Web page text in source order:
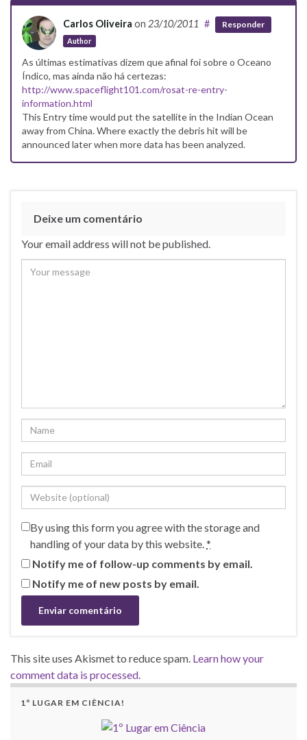
Carlos Oliveira on 23/10/2011
Author
# Responder
As últimas estimativas dizem que afinal foi sobre o Oceano
Índico, mas ainda não há certezas:
http://www.spaceflight101.com/rosat-re-entry-
information.html
This Entry time would put the satellite in the Indian Ocean
away from China. Where exactly the debris hit will be
announced later when more data has been analyzed.
Deixe um comentário
Your email address will not be published.
By using this form you agree with the storage and
handling of your data by this website.*
Notify me of follow-up comments by email.
Notify me of new posts by email.
This site uses Akismet to reduce spam. Learn how your
comment data is processed.
1º LUGAR EM CIÊNCIA!